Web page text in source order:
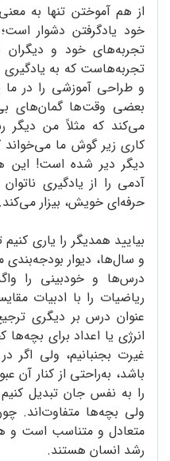
از هم آموختن تنها به
خود یادگرفتن دشوار
تجربه‌های خود و دیگران
تجربه‌هاست که به
و طراحی آموزشی را در
بعضی وقت‌ها گمان‌های
می‌کند که مثلاً من دیگر
کاری زیر گوش ما می‌خواند
دیگر دیر شده است! این
آدمی را از یادگیری
حرفه‌ای خویش، بیزار می‌کند.
بیایید همدیگر را یاری
و سال‌ها، دیوار
درس‌ها و خودبینی را
ریاضیات را با ادبیات
عنوان درس بر دیگری
انرژی یا اعداد برای
غیرت بجنبانیم، ولی اگر
باشد، به‌راحتی از کنار آن
را به نفس جان تبدیل
ولی بچه‌ها متفاوت‌اند.
متعادل و متناسب است
رشد انسان هستند.